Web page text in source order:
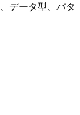
データ型、パタ